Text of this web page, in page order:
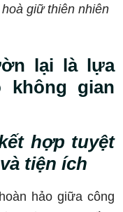
giữ thiên nhiên
lại là lựa
không gian
hợp tuyệt
tiện ích
hảo giữa công